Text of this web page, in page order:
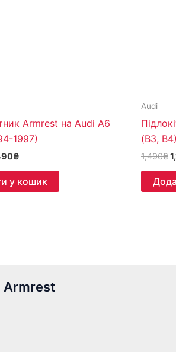
Armrest на Audi A6
1997)
₴
у кошик
Audi
(B3,
1,490₴
Armrest